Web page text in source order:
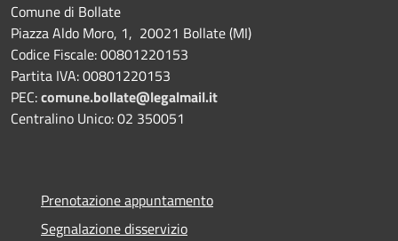
Comune di Bollate
Piazza Aldo Moro, 1, 20021 Bollate (MI)
Codice Fiscale: 00801220153
Partita IVA: 00801220153
PEC:comune.bollate@legalmail.it
Centralino Unico: 02 350051
Prenotazione appuntamento
Segnalazione disservizio